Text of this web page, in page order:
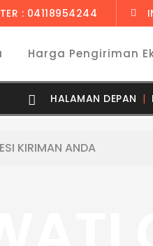
: 04118954244
Harga Pengiriman
HALAMAN DEPAN